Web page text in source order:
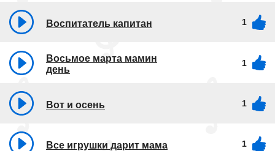
Воспитатель капитан 1
Восьмое марта мамин
день
1
Вот и осень 1
Все игрушки дарит мама 1